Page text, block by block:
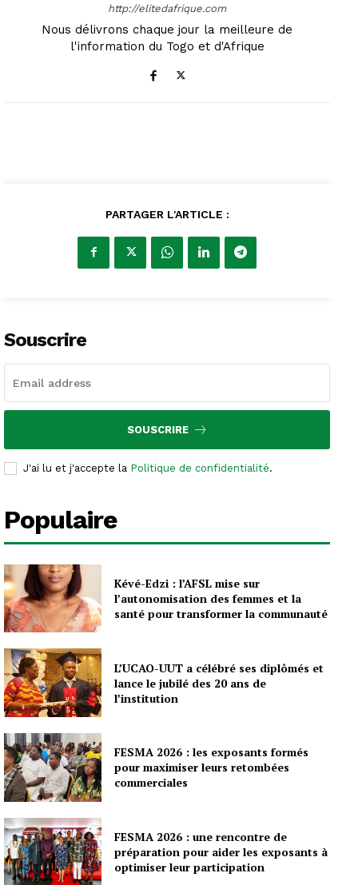
http://elitedafrique.com
Nous délivrons chaque jour la meilleure de
l'information du Togo et d'Afrique
PARTAGER L'ARTICLE :
Souscrire
SOUSCRIRE
J'ai lu et j'accepte la Politique de confidentialité.
Populaire
Kévé-Edzi : l’AFSL mise sur
l’autonomisation des femmes et la
santé pour transformer la communauté
L’UCAO-UUT a célébré ses diplômés et
lance le jubilé des 20 ans de
l’institution
FESMA 2026 : les exposants formés
pour maximiser leurs retombées
commerciales
FESMA 2026 : une rencontre de
préparation pour aider les exposants à
optimiser leur participation